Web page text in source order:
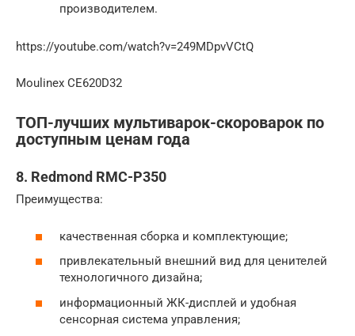
производителем.
https://youtube.com/watch?v=249MDpvVCtQ
Moulinex CE620D32
ТОП-лучших мультиварок-скороварок по
доступным ценам года
8. Redmond RMC-P350
Преимущества:
качественная сборка и комплектующие;
привлекательный внешний вид для ценителей
технологичного дизайна;
информационный ЖК-дисплей и удобная
сенсорная система управления;